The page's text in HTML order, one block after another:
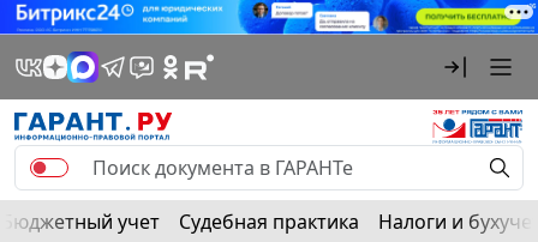
Бюджетный учет Судебная практика Налоги и